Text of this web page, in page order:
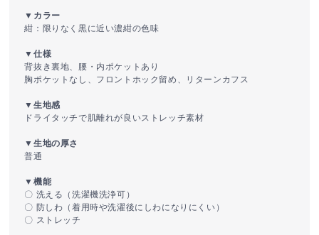
▼カラー
紺：限りなく黒に近い濃紺の色味
▼仕様
背抜き裏地、腰・内ポケットあり
胸ポケットなし、フロントホック留め、リターンカフス
▼生地感
ドライタッチで肌離れが良いストレッチ素材
▼生地の厚さ
普通
▼機能
〇 洗える（洗濯機洗浄可）
〇 防しわ（着用時や洗濯後にしわになりにくい）
〇 ストレッチ